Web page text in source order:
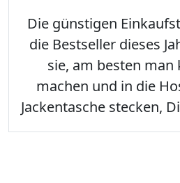
Die günstigen
die Bestseller dieses
sie, am besten man
machen und in die
Jackentasche stecken,